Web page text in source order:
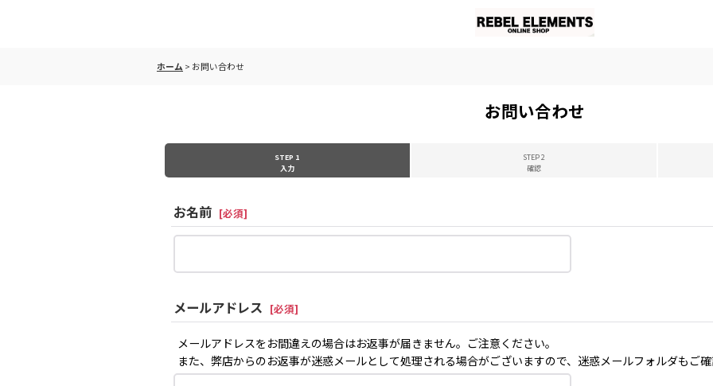
ホーム > お問い合わせ
お問い合わせ
STEP 1
入力
STEP 2
確認
お名前 [必須]
メールアドレス [必須]
メールアドレスをお間違えの場合はお返事が届きません。ご注意ください。
また、弊店からのお返事が迷惑メールとして処理される場合がございますので、迷惑メールフォルダもご確